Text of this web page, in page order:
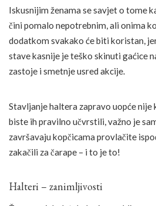
Iskusnijim ženama se savjet o tome
čini pomalo nepotrebnim, ali onima
dodatkom svakako će biti koristan,
stave kasnije je teško skinuti gaćice
zastoje i smetnje usred akcije.
Stavljanje haltera zapravo uopće nije
biste ih pravilno učvrstili, važno je
završavaju kopčicama provlačite
zakačili za čarape – i to je to!
Halteri – zanimljivosti